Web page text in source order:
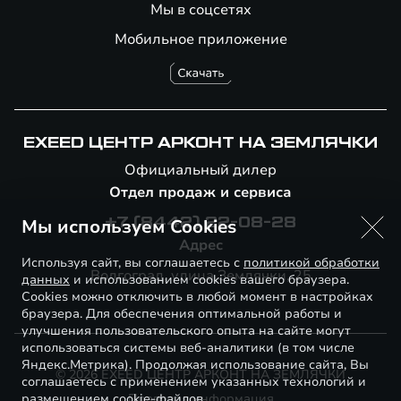
Мобильное приложение
Мы в соцсетях
EXEED ЦЕНТР АРКОНТ НА ЗЕМЛЯЧКИ
Официальный дилер
Отдел продаж и сервиса
+7 (8442) 22-08-28
Адрес
Волгоград, улица Землячки, 25
© 2026 EXEED ЦЕНТР АРКОНТ НА ЗЕМЛЯЧКИ
Мы используем Cookies
Используя сайт, вы соглашаетесь с политикой обработки
данных и использованием cookies вашего браузера.
Cookies можно отключить в любой момент в настройках
браузера. Для обеспечения оптимальной работы и
улучшения пользовательского опыта на сайте могут
использоваться системы веб-аналитики (в том числе
Яндекс.Метрика). Продолжая использование сайта, Вы
соглашаетесь с применением указанных технологий и